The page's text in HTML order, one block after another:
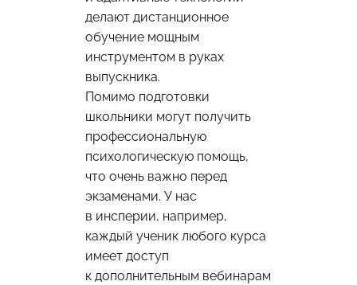
делают дистанционное
обучение мощным
инструментом в руках
выпускника.
Помимо подготовки
школьники могут получить
профессиональную
психологическую помощь,
что очень важно перед
экзаменами. У нас
в инсперии, например,
каждый ученик любого курса
имеет доступ
к дополнительным вебинарам